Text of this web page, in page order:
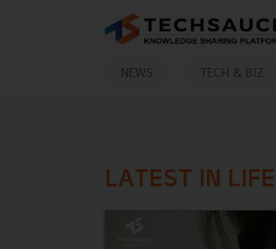
NEWS TECH & BIZ
LATEST IN